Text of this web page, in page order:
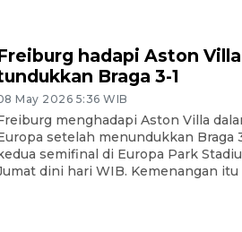
hadapi Aston
Braga 3-1
May 2026 5:36 WIB
menghadapi Aston Villa
setelah menundukkan Braga
semifinal di Europa Park
dini hari WIB. Kemenangan itu
2026
12 May 2026 15:06 WIB